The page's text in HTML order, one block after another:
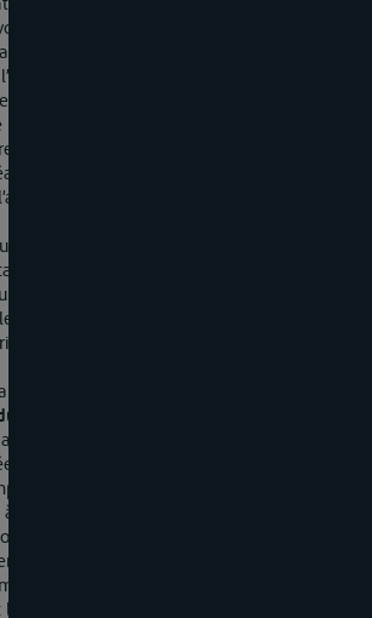
reçu le jugement et ne pas connaître
retenues qui ont abouti à
de paiement à son encontre. Il estime
remise était justifiée par un voyage en
date et qu’il aurait, pour le moins,
par le Tribunal. Pour le cas où le
considéré comme valable, il
développé dans son écrit
Ministère Public a soutenu que le Tribunal
fondé à refuser une demande de remise
un motif d’ordre privé.
prévenu ait reçu communication du
simple mais déclare ne pas pouvoir le
de la Chambre des Appels.
jugement
du Rhin a statué en estimant que
par l’article 410 du Code de Procédure
Selon ce texte, le prévenu
personne, non comparant et non excusé
Il ne peut être fait application de
qui s’est excusé que si la juridiction
que l’excuse n’est pas valable. La loi
excuses tirées de motifs d’ordre privé.